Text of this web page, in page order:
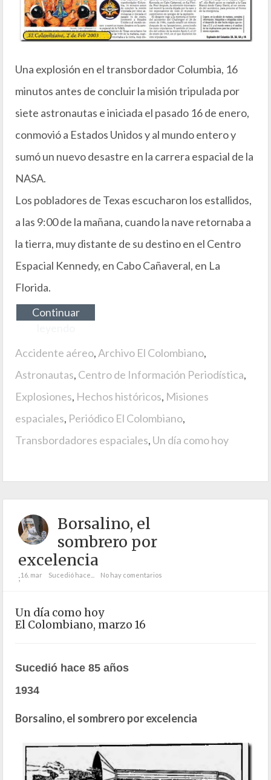
Una explosión en el transbordador Columbia, 16
minutos antes de concluir la misión tripulada por
siete astronautas e iniciada el pasado 16 de enero,
conmovió a Estados Unidos y al mundo entero y
sumó un nuevo desastre en la carrera espacial de la
NASA.
Los pobladores de Texas escucharon los estallidos,
a las 9:00 de la mañana, cuando la nave retornaba a
la tierra, muy distante de su destino en el Centro
Espacial Kennedy, en Cabo Cañaveral, en La
Florida.
Continuar
Accidente aéreo,Archivo El Colombiano,
Astronautas, Centro de Información Periodística,
Explosiones, Hechos históricos, Misiones
espaciales, Periódico El Colombiano,
Transbordadores espaciales, Un día como hoy
Borsalino, el
sombrero por
excelencia
;16. mar Sucedió hace... No hay comentarios
Un día como hoy
El Colombiano, marzo 16
Sucedió hace 85 años
1934
Borsalino, el sombrero por excelencia